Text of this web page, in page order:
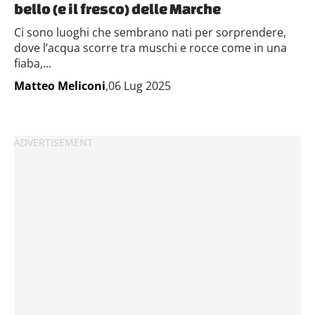
bello (e il fresco) delle Marche
Ci sono luoghi che sembrano nati per sorprendere,
dove l’acqua scorre tra muschi e rocce come in una
fiaba,...
Matteo Meliconi,06 Lug 2025